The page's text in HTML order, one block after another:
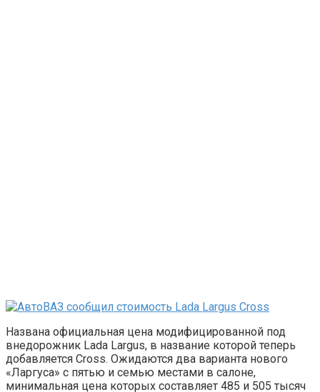
Названа официальная цена модифицированной под
внедорожник Lada Largus, в название которой теперь
добавляется Cross. Ожидаются два варианта нового
«Ларгуса» с пятью и семью местами в салоне,
минимальная цена которых составляет 485 и 505 тысяч